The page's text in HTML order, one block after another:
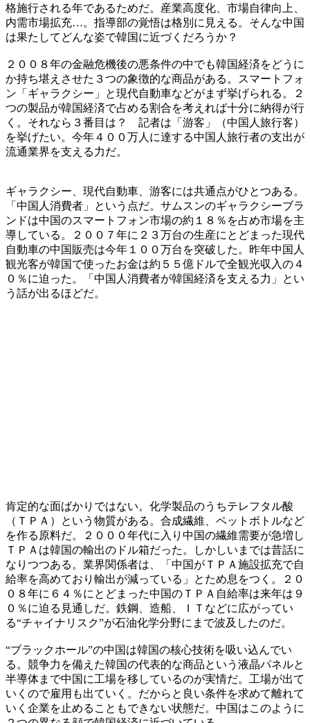
格施行される年であるためだ。産業高度化、市場自律向上、
内需市場拡充…。指導部の覚悟は格別に見える。そんな中国
は果たしてどんな姿で韓国に近づくだろうか？
２００８年の金融危機後の悪条件の中でも韓国経済をどうに
か持ち堪えさせた３つの象徴的な商品がある。スマートフォ
ン「ギャラクシー」と現代自動車などがまず挙げられる。２
つの製品が韓国経済で占める割合を考えれば十分に納得が行
く。それなら３番目は？ 記者は「游客」（中国人旅行客）
を挙げたい。今年４００万人に達する中国人旅行者の支出が
流通業界を支える力だ。
ギャラクシー、現代自動車、游客には共通点がひとつある。
「中国人消費者」という点だ。サムスンのギャラクシーブラ
ンドは中国のスマートフォン市場の約１８％を占め市場を主
導している。２００７年に２３万台の生産にとどまった現代
自動車の中国販売は今年１００万台を突破した。昨年中国人
観光客が韓国で使ったお金は約５５億ドルで全観光収入の４
０％に迫った。「中国人消費者が韓国経済を支える力」とい
う話が出るほどだ。
肯定的な面ばかりではない。化学製品のうちテレフタル酸
（ＴＰＡ）という物質がある。合成繊維、ペットボトルなど
を作る原料だ。２０００年代に入り中国の繊維需要が急増し
ＴＰＡは韓国の輸出のドル箱だった。しかしいまでは昔話に
なりつつある。業界関係者は、「中国がＴＰＡ施設拡充で自
給率を高めており輸出が減っている」とため息をつく。２０
０８年に６４％にとどまった中国のＴＰＡ自給率は来年は９
０％に迫る見通しだ。鉄鋼、造船、ＩＴなどに広がってい
る“チャイナリスク”が石油化学分野にまで波及したのだ。
“ブラックホール”の中国は韓国の核心技術を吸い込んでい
る。競争力を備えた韓国の代表的な商品という液晶パネルと
半導体まで中国に工場を移しているのが実情だ。工場が出て
いくので雇用も出ていく。だからと良い条件を求めて離れて
いく企業を止めることもできない状態だ。中国はこのように